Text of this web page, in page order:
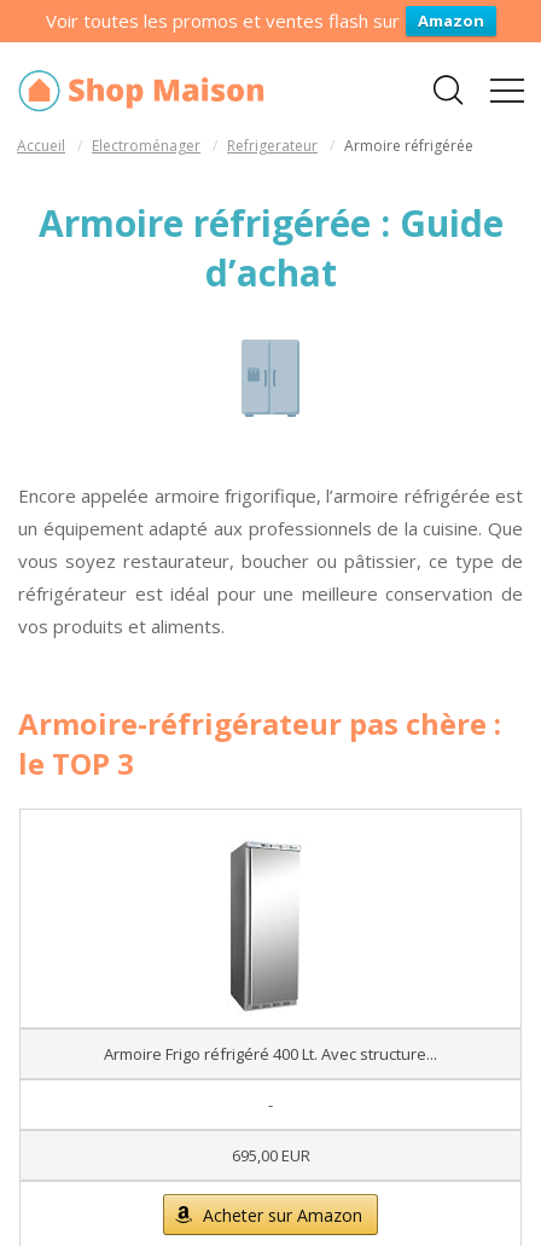
Voir toutes les promos et ventes flash sur Amazon
Accueil Electroménager Refrigerateur Armoire réfrigérée
Armoire réfrigérée : Guide
d’achat
Encore appelée armoire frigorifique, l’armoire réfrigérée est
un équipement adapté aux professionnels de la cuisine. Que
vous soyez restaurateur, boucher ou pâtissier, ce type de
réfrigérateur est idéal pour une meilleure conservation de
vos produits et aliments.
Armoire-réfrigérateur pas chère :
le TOP 3
Armoire Frigo réfrigéré 400 Lt. Avec structure...
-
695,00 EUR
Acheter sur Amazon